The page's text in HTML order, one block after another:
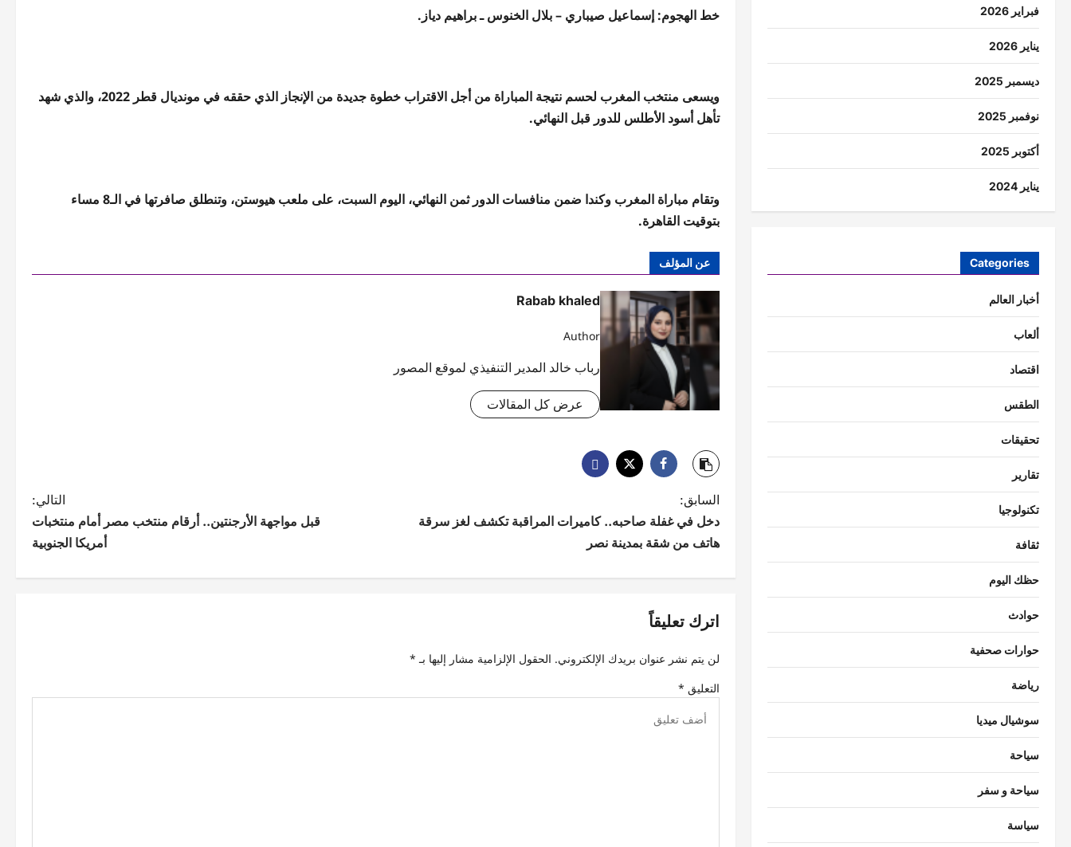
خط الهجوم: إسماعيل صيباري – بلال الخنوس ـ براهيم دياز.
ويسعى منتخب المغرب لحسم نتيجة المباراة من أجل الاقتراب خطوة جديدة من الإنجاز الذي حققه في مونديال قطر 2022، والذي شهد
تأهل أسود الأطلس للدور قبل النهائي.
وتقام مباراة المغرب وكندا ضمن منافسات الدور ثمن النهائي، اليوم السبت، على ملعب هيوستن، وتنطلق صافرتها في الـ8 مساء
بتوقيت القاهرة.
عن المؤلف
Rabab khaled
Author
رباب خالد المدير التنفيذي لموقع المصور
عرض كل المقالات
ت
ص
ا
ق
السابق:
دخل في غفلة صاحبه.. كاميرات المراقبة تكشف لغز سرقة
هاتف من شقة بمدينة نصر
التالي:
قبل مواجهة الأرجنتين.. أرقام منتخب مصر أمام منتخبات
أمريكا الجنوبية
اترك تعليقاً
لن يتم نشر عنوان بريدك الإلكتروني. الحقول الإلزامية مشار إليها بـ *
التعليق *
فبراير 2026
يناير 2026
ديسمبر 2025
نوفمبر 2025
أكتوبر 2025
يناير 2024
Categories
أخبار العالم
ألعاب
اقتصاد
الطقس
تحقيقات
تقارير
تكنولوجيا
ثقافة
حظك اليوم
حوادث
حوارات صحفية
رياضة
سوشيال ميديا
سياحة
سياحة و سفر
سياسة